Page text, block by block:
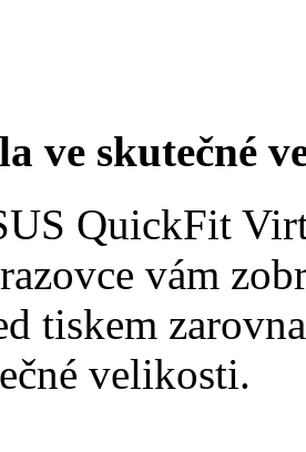
ve skutečné
QuickFit
vám
tiskem
velikosti.